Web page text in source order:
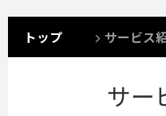
トップ サービス
サー